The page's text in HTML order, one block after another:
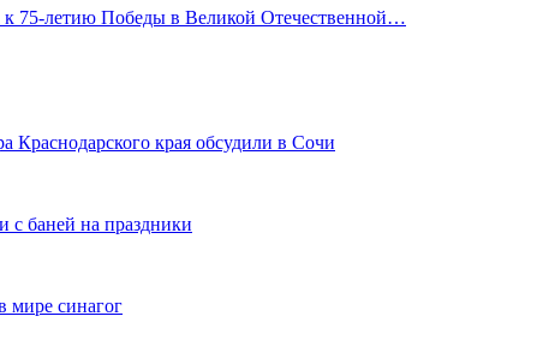
к 75-летию Победы в Великой Отечественной…
Краснодарского края обсудили в Сочи
с баней на праздники
мире синагог